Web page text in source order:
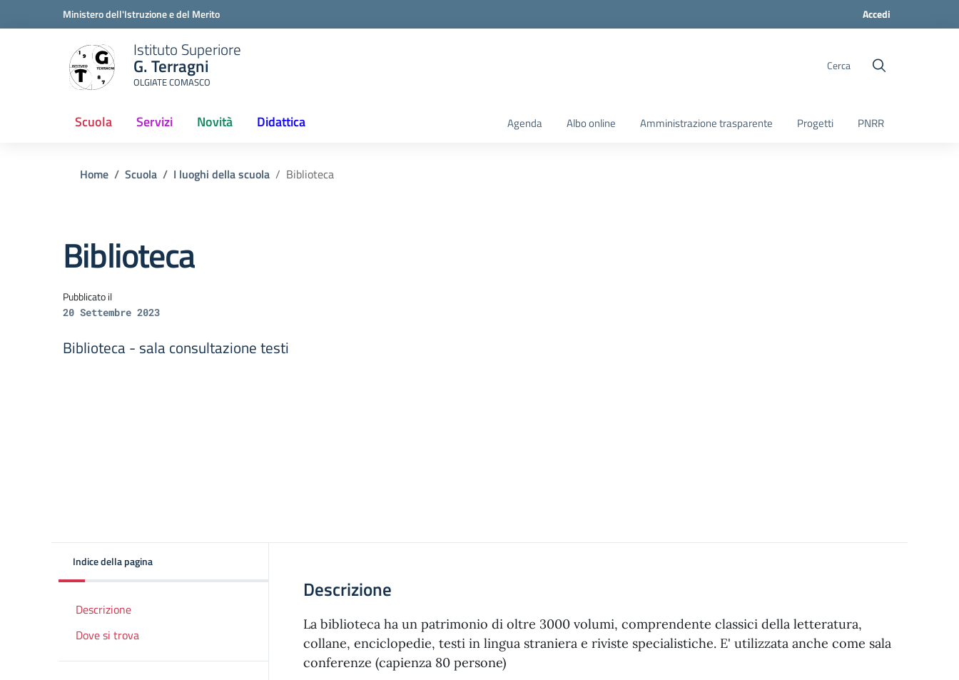
Ministero dell'Istruzione e del Merito Accedi
Istituto Superiore
G. Terragni
OLGIATE COMASCO
Cerca
Scuola Servizi Novità
(current) Didattica Agenda Albo online Amministrazione trasparente Progetti PNRR
Home Scuola I luoghi della scuola Biblioteca
Biblioteca
Pubblicato il
20 Settembre 2023
Biblioteca - sala consultazione testi
Indice della pagina
Descrizione
Dove si trova
Descrizione
La biblioteca ha un patrimonio di oltre 3000 volumi, comprendente classici della letteratura,
collane, enciclopedie, testi in lingua straniera e riviste specialistiche. E' utilizzata anche come sala
conferenze (capienza 80 persone)